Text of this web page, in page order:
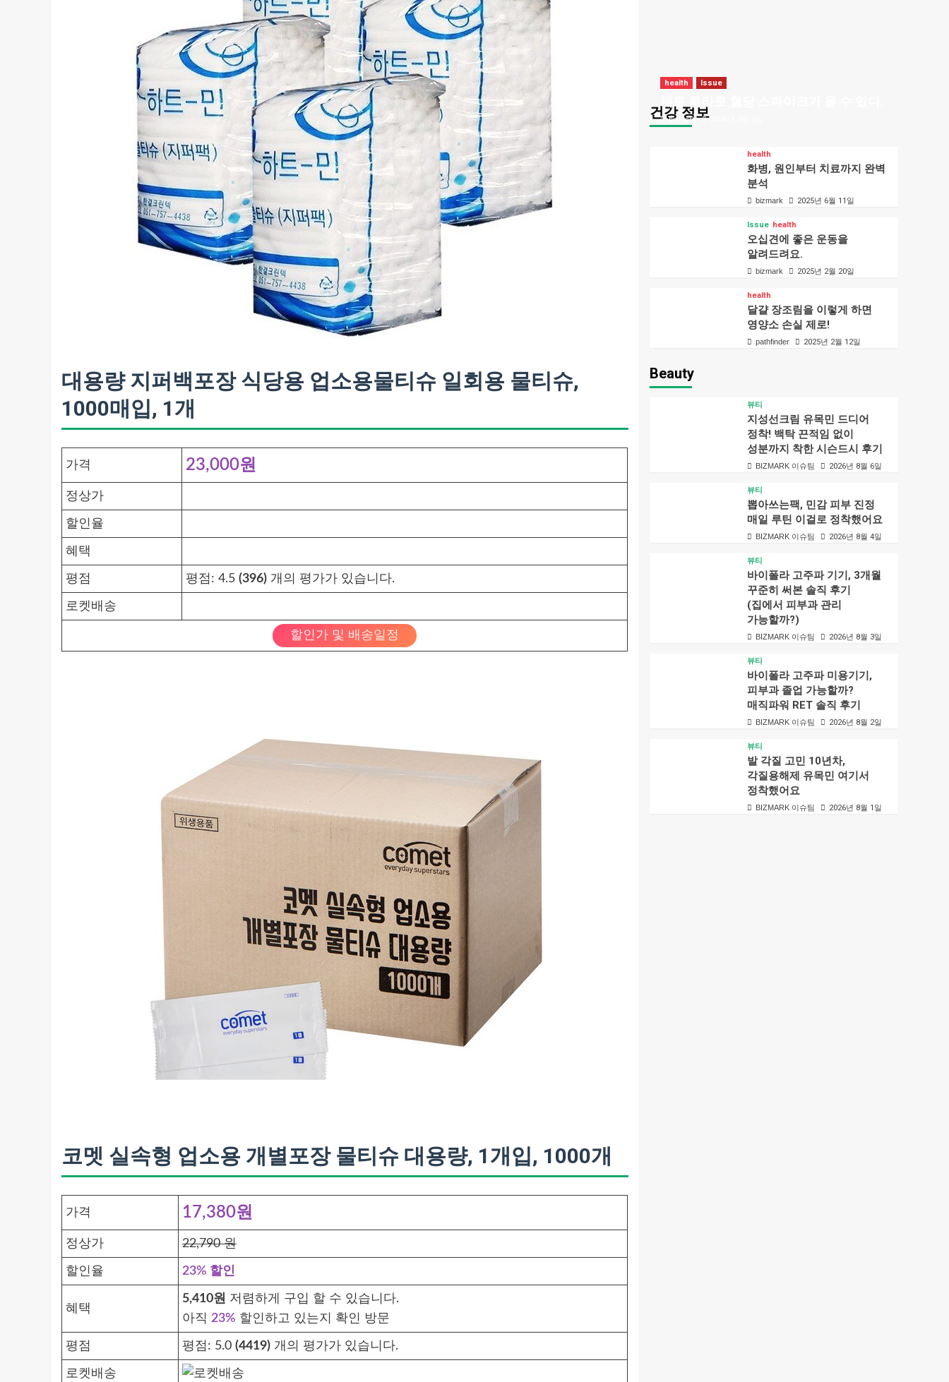
대용량 지퍼백포장 식당용 업소용물티슈 일회용 물티슈,
1000매입, 1개
가격 23,000원
정상가
할인율
혜택
평점 평점: 4.5 (396) 개의 평가가 있습니다.
로켓배송
할인가 및 배송일정
코멧 실속형 업소용 개별포장 물티슈 대용량, 1개입, 1000개
가격 17,380원
정상가 22,790 원
할인율 23% 할인
혜택
5,410원 저렴하게 구입 할 수 있습니다.
아직 23% 할인하고 있는지 확인 방문
평점 평점: 5.0 (4419) 개의 평가가 있습니다.
로켓배송
건강 정보
health Issue
bizmark
health
화병, 원인부터 치료까지 완벽
분석
bizmark 2025년 6월 11일
Issue health
오십견에 좋은 운동을
알려드려요.
bizmark 2025년 2월 20일
health
달걀 장조림을 이렇게 하면
영양소 손실 제로!
pathfinder 2025년 2월 12일
Beauty
뷰티
지성선크림 유목민 드디어
정착! 백탁 끈적임 없이
성분까지 착한 시슨드시 후기
BIZMARK 이슈팀 2026년 8월 6일
뷰티
뽑아쓰는팩, 민감 피부 진정
매일 루틴 이걸로 정착했어요
BIZMARK 이슈팀 2026년 8월 4일
뷰티
바이폴라 고주파 기기, 3개월
꾸준히 써본 솔직 후기
(집에서 피부과 관리
가능할까?)
BIZMARK 이슈팀 2026년 8월 3일
뷰티
바이폴라 고주파 미용기기,
피부과 졸업 가능할까?
매직파워 RET 솔직 후기
BIZMARK 이슈팀 2026년 8월 2일
뷰티
발 각질 고민 10년차,
각질용해제 유목민 여기서
정착했어요
BIZMARK 이슈팀 2026년 8월 1일